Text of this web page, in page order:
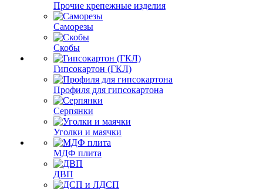
Прочие крепежные изделия
Саморезы
Скобы
Гипсокартон (ГКЛ)
Профиля для гипсокартона
Серпянки
Уголки и маячки
МДФ плита
ДВП